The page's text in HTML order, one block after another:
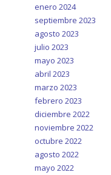
enero 2024
septiembre 2023
agosto 2023
julio 2023
mayo 2023
abril 2023
marzo 2023
febrero 2023
diciembre 2022
noviembre 2022
octubre 2022
agosto 2022
mayo 2022